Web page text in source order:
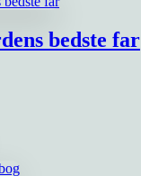
bedste far